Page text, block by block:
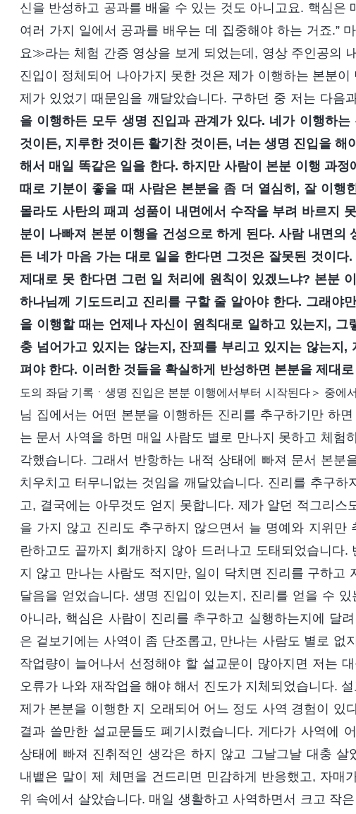
신을 반성하고 공과를 배울 수 있는 것도 아니고요. 핵심은
여러 가지 일에서 공과를 배우는 데 집중해야 하는 거죠.”
요≫라는 체험 간증 영상을 보게 되었는데, 영상 주인공의
진입이 정체되어 나아가지 못한 것은 제가 이행하는 본분
제가 있었기 때문임을 깨달았습니다. 구하던 중 저는 다음
을 이행하든 모두 생명 진입과 관계가 있다. 네가 이행하
것이든, 지루한 것이든 활기찬 것이든, 너는 생명 진입을
해서 매일 똑같은 일을 한다. 하지만 사람이 본분 이행 과
때로 기분이 좋을 때 사람은 본분을 좀 더 열심히, 잘 이행
몰라도 사탄의 패괴 성품이 내면에서 수작을 부려 바르지
분이 나빠져 본분 이행을 건성으로 하게 된다. 사람 내면의
든 네가 마음 가는 대로 일을 한다면 그것은 잘못된 것이
제대로 못 한다면 그런 일 처리에 원칙이 있겠느냐? 본분
하나님께 기도드리고 진리를 구할 줄 알아야 한다. 그래야
을 이행할 때는 언제나 자신이 원칙대로 일하고 있는지, 그
충 넘어가고 있지는 않는지, 잔꾀를 부리고 있지는 않는지
펴야 한다. 이러한 것들을 확실하게 반성하면 본분을 제대
도의 좌담 기록ㆍ생명 진입은 본분 이행에서부터 시작된다＞ 중에
님 집에서는 어떤 본분을 이행하든 진리를 추구하기만 하
는 문서 사역을 하면 매일 사람도 별로 만나지 못하고 체험
각했습니다. 그래서 반항하는 내적 상태에 빠져 문서 본분
치우치고 터무니없는 것임을 깨달았습니다. 진리를 추구
고, 결국에는 아무것도 얻지 못합니다. 제가 알던 적그리
을 가지 않고 진리도 추구하지 않으면서 늘 명예와 지위만
란하고도 끝까지 회개하지 않아 드러나고 도태되었습니다
지 않고 만나는 사람도 적지만, 일이 닥치면 진리를 구하고
달음을 얻었습니다. 생명 진입이 있는지, 진리를 얻을 수
아니라, 핵심은 사람이 진리를 추구하고 실행하는지에 달
은 겉보기에는 사역이 좀 단조롭고, 만나는 사람도 별로 없
작업량이 늘어나서 선정해야 할 설교문이 많아지면 저는
오류가 나와 재작업을 해야 해서 진도가 지체되었습니다.
제가 본분을 이행한 지 오래되어 어느 정도 사역 경험이 있
결과 쓸만한 설교문들도 폐기시켰습니다. 게다가 사역에
상태에 빠져 진취적인 생각은 하지 않고 그날그날 대충
내뱉은 말이 제 체면을 건드리면 민감하게 반응했고, 자매
위 속에서 살았습니다. 매일 생활하고 사역하면서 크고 작